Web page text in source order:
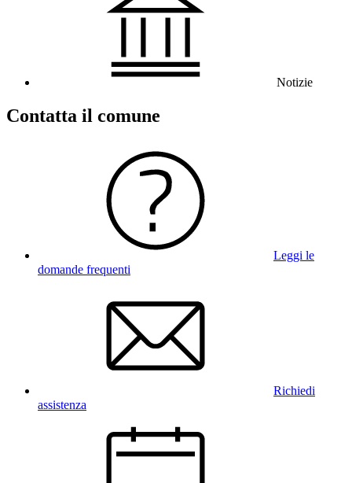
Notizie
Contatta il comune
Leggi le
domande frequenti
Richiedi
assistenza